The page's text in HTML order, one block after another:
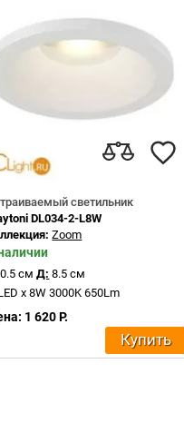
светильник
DL034-2-L8W
Zoom
0.5 см Д: 8.5 см
x 8W 3000K 650Lm
1 620 Р.
Купить